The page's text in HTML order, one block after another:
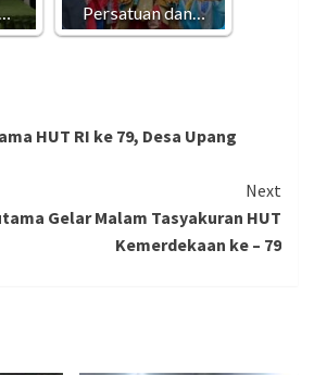
Persatuan dan…
HUT RI ke 79, Desa Upang
Next
Gelar Malam Tasyakuran HUT
Kemerdekaan ke – 79